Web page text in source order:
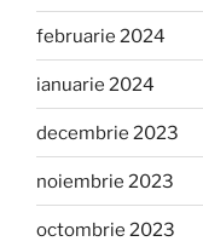
februarie 2024
ianuarie 2024
decembrie 2023
noiembrie 2023
octombrie 2023